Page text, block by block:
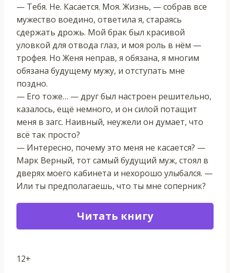
— Тебя. Не. Касается. Моя. Жизнь, — собрав все
мужество воедино, ответила я, стараясь
сдержать дрожь. Мой брак был красивой
уловкой для отвода глаз, и моя роль в нём —
трофея. Но Женя неправ, я обязана, я многим
обязана будущему мужу, и отступать мне
поздно.
— Его тоже… — друг был настроен решительно,
казалось, ещё немного, и он силой потащит
меня в загс. Наивный, неужели он думает, что
всё так просто?
— Интересно, почему это меня не касается? —
Марк Верный, тот самый будущий муж, стоял в
дверях моего кабинета и нехорошо улыбался. —
Или ты предполагаешь, что ты мне соперник?
Читать книгу
12+